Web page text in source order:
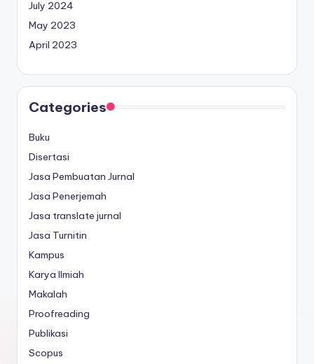
July 2024
May 2023
April 2023
Categories
Buku
Disertasi
Jasa Pembuatan Jurnal
Jasa Penerjemah
Jasa translate jurnal
Jasa Turnitin
Kampus
Karya Ilmiah
Makalah
Proofreading
Publikasi
Scopus